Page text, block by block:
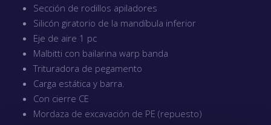
Sección de rodillos apiladores
Silicón giratorio de la mandíbula inferior
Eje de aire 1 pc
Malbitti con bailarina warp banda
Trituradora de pegamento
Carga estática y barra.
Con cierre CE
Mordaza de excavación de PE (repuesto)